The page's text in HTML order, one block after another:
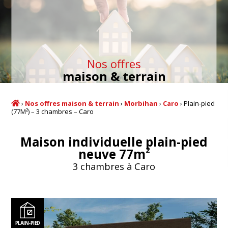
Nos offres
maison & terrain
› Nos offres maison & terrain › Morbihan › Caro ›Plain-pied
(77M²) – 3 chambres – Caro
Maison individuelle plain-pied
neuve 77m2
3 chambres à Caro
PLAIN-PIED